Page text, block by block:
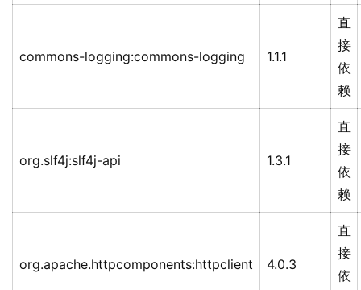
commons-logging:commons-logging 1.1.1
直
接
依
赖
org.slf4j:slf4j-api 1.3.1
直
接
依
赖
org.apache.httpcomponents:httpclient 4.0.3
直
接
依